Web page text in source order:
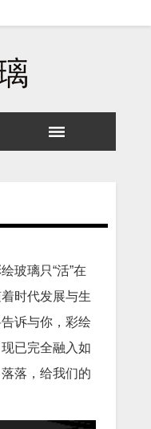
玻璃只“活”在
时代发展与生
诉与你，彩绘
已完全融入如
落，给我们的